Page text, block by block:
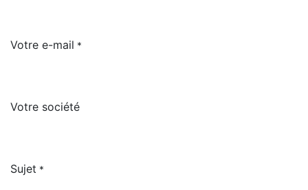
Votre e-mail *
Votre société
Sujet *